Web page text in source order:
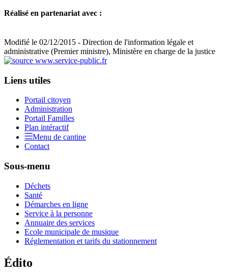
Réalisé en partenariat avec :
Modifié le 02/12/2015 - Direction de l'information légale et
administrative (Premier ministre), Ministère en charge de la justice
Liens utiles
Portail citoyen
Administration
Portail Familles
Plan intéractif
Menu de cantine
Contact
Sous-menu
Déchets
Santé
Démarches en ligne
Service à la personne
Annuaire des services
Ecole municipale de musique
Réglementation et tarifs du stationnement
Édito